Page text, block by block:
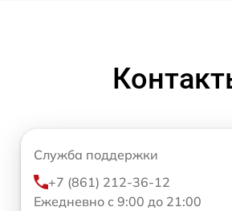
Служба поддержки
+7 (861) 212-36-12
Ежедневно с 9:00 до 21:00